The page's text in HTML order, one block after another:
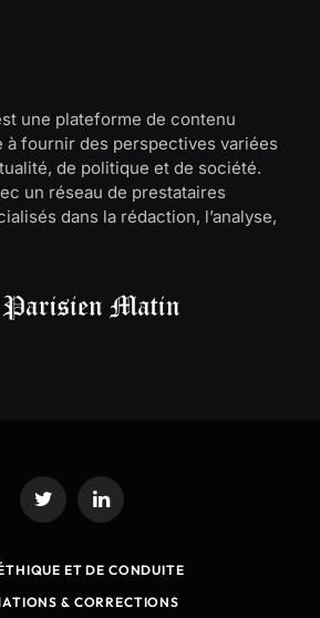
une plateforme de contenu
à fournir des perspectives variées
de politique et de société.
un réseau de prestataires
dans la rédaction, l’analyse,
Twitter LinkedIn
ET DE CONDUITE
& CORRECTIONS